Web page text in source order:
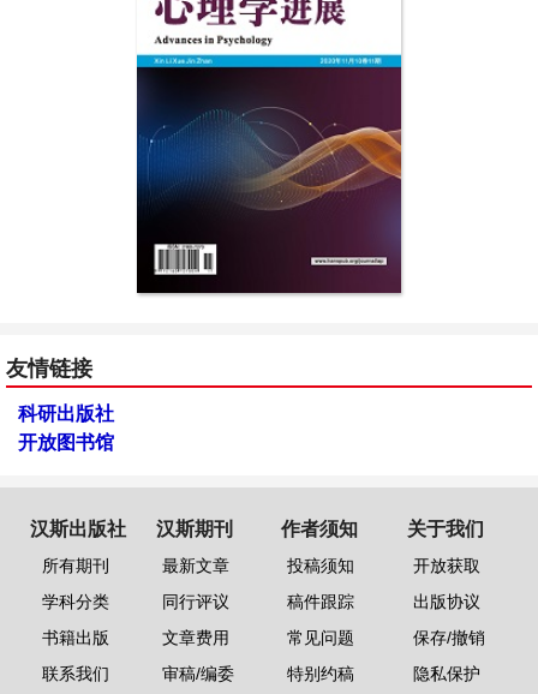
友情链接
科研出版社
开放图书馆
汉斯出版社
所有期刊
学科分类
书籍出版
联系我们
汉斯期刊
最新文章
同行评议
文章费用
审稿/编委
作者须知
投稿须知
稿件跟踪
常见问题
特别约稿
关于我们
开放获取
出版协议
保存/撤销
隐私保护